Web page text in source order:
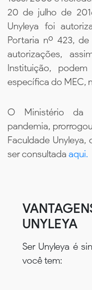
20 de julho de
Unyleya foi
Portaria nº 423,
autorizações,
Instituição,
específica do MEC,
O Ministério da
pandemia,
Faculdade
ser consultada aqui.
UNYLEYA
Ser Unyleya é
você tem: